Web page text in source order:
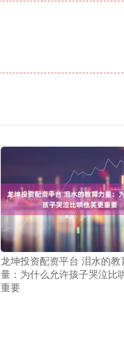
龙坤投资配资平台 泪水的教
量：为什么允许孩子哭泣比
重要